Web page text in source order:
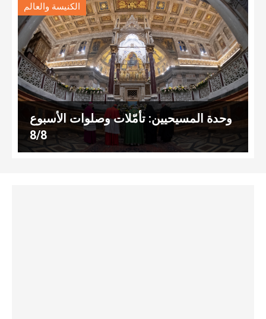
الكنيسة والعالم
وحدة المسيحيين: تأمّلات وصلوات الأسبوع
8/8